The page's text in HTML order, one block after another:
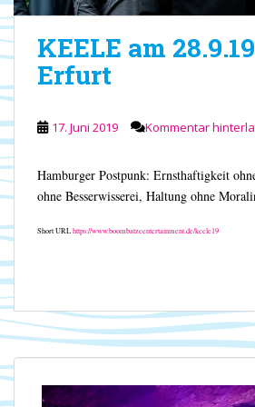
KEELE am
Erfurt
17. Juni 2019 Kommentar
Hamburger Postpunk: Ernsthaftigkeit
ohne Besserwisserei, Haltung ohne
Short URLhttps://www.boombatzeentertainment.de/keele19